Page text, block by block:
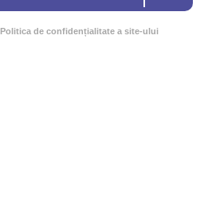
Politica de confidențialitate a site-ului